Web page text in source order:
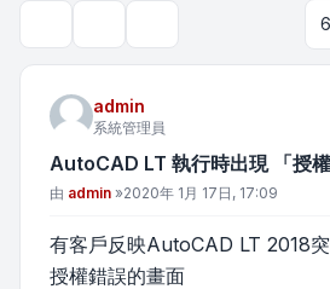
admin
系統管理員
AutoCAD LT 執行時出現 「授權
文章
由 admin »2020年 1月 17日, 17:09
有客戶反映AutoCAD LT 2018
授權錯誤的畫面